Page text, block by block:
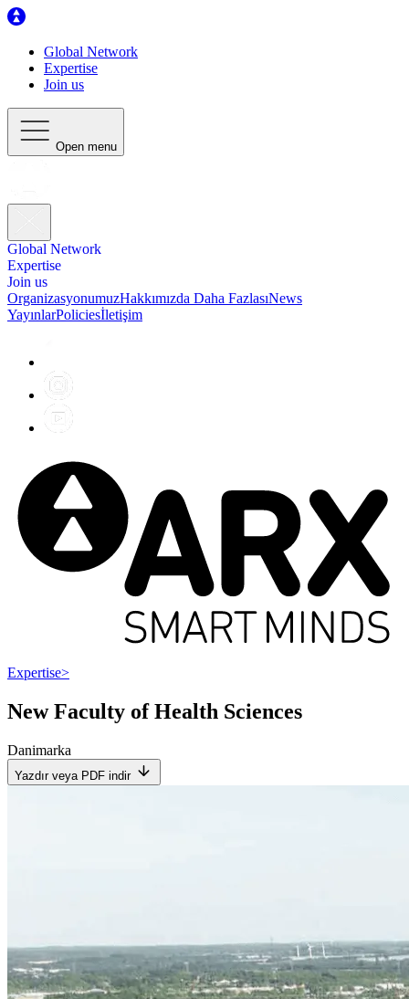
Global Network
Expertise
Join us
Open menu
Global Network
Expertise
Join us
OrganizasyonumuzHakkımızda Daha FazlasıNews
YayınlarPoliciesİletişim
Expertise>
New Faculty of Health Sciences
Danimarka
Yazdır veya PDF indir